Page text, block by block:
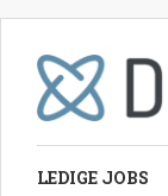
LEDIGE JOBS